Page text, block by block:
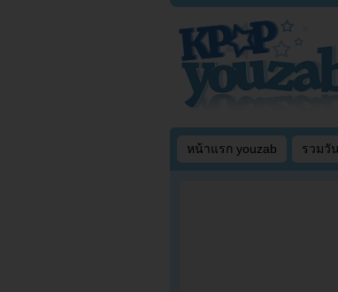
หน้าแรก youzab รวมวั